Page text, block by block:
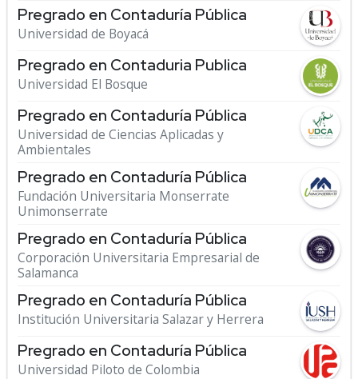
Pregrado en Contaduría Pública
Universidad de Boyacá
Pregrado en Contaduria Publica
Universidad El Bosque
Pregrado en Contaduría Pública
Universidad de Ciencias Aplicadas y
Ambientales
Pregrado en Contaduría Pública
Fundación Universitaria Monserrate
Unimonserrate
Pregrado en Contaduría Pública
Corporación Universitaria Empresarial de
Salamanca
Pregrado en Contaduría Pública
Institución Universitaria Salazar y Herrera
Pregrado en Contaduría Pública
Universidad Piloto de Colombia